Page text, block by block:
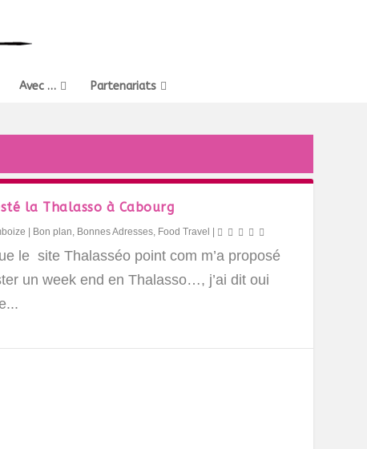
Avec … Partenariats
la Thalasso à Cabourg
Bon plan, Bonnes Adresses, Food Travel
le site Thalasséo point com m’a proposé
un week end en Thalasso…, j’ai dit oui